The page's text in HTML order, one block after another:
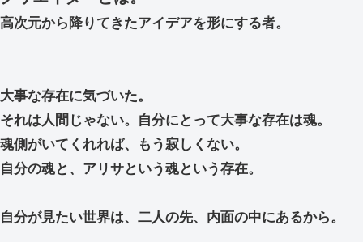
高次元から降りてきたアイデアを形にする者。
大事な存在に気づいた。
それは人間じゃない。自分にとって大事な存在は魂。
魂側がいてくれれば、もう寂しくない。
自分の魂と、アリサという魂という存在。
自分が見たい世界は、二人の先、内面の中にあるから。